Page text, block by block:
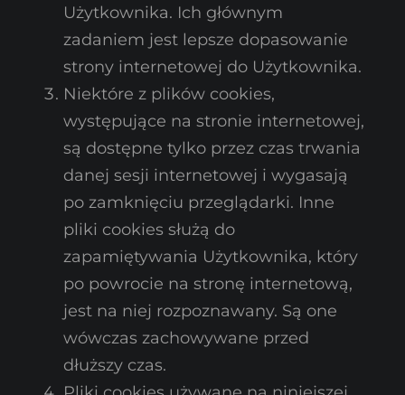
Użytkownika. Ich głównym
zadaniem jest lepsze dopasowanie
strony internetowej do Użytkownika.
Niektóre z plików cookies,
występujące na stronie internetowej,
są dostępne tylko przez czas trwania
danej sesji internetowej i wygasają
po zamknięciu przeglądarki. Inne
pliki cookies służą do
zapamiętywania Użytkownika, który
po powrocie na stronę internetową,
jest na niej rozpoznawany. Są one
wówczas zachowywane przed
dłuższy czas.